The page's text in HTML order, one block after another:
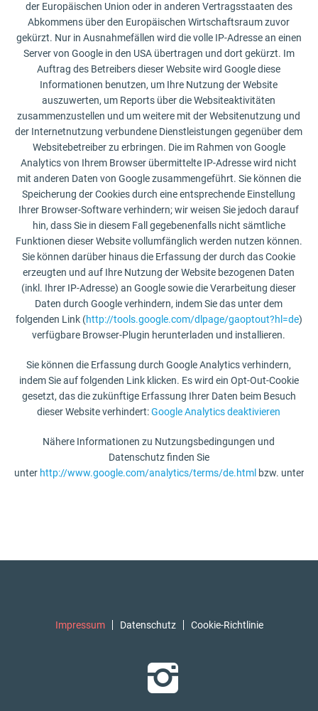
der Europäischen Union oder in anderen Vertragsstaaten des
Abkommens über den Europäischen Wirtschaftsraum zuvor
gekürzt. Nur in Ausnahmefällen wird die volle IP-Adresse an einen
Server von Google in den USA übertragen und dort gekürzt. Im
Auftrag des Betreibers dieser Website wird Google diese
Informationen benutzen, um Ihre Nutzung der Website
auszuwerten, um Reports über die Websiteaktivitäten
zusammenzustellen und um weitere mit der Websitenutzung und
der Internetnutzung verbundene Dienstleistungen gegenüber dem
Websitebetreiber zu erbringen. Die im Rahmen von Google
Analytics von Ihrem Browser übermittelte IP-Adresse wird nicht
mit anderen Daten von Google zusammengeführt. Sie können die
Speicherung der Cookies durch eine entsprechende Einstellung
Ihrer Browser-Software verhindern; wir weisen Sie jedoch darauf
hin, dass Sie in diesem Fall gegebenenfalls nicht sämtliche
Funktionen dieser Website vollumfänglich werden nutzen können.
Sie können darüber hinaus die Erfassung der durch das Cookie
erzeugten und auf Ihre Nutzung der Website bezogenen Daten
(inkl. Ihrer IP-Adresse) an Google sowie die Verarbeitung dieser
Daten durch Google verhindern, indem Sie das unter dem
folgenden Link (http://tools.google.com/dlpage/gaoptout?hl=de)
verfügbare Browser-Plugin herunterladen und installieren.
Sie können die Erfassung durch Google Analytics verhindern,
indem Sie auf folgenden Link klicken. Es wird ein Opt-Out-Cookie
gesetzt, das die zukünftige Erfassung Ihrer Daten beim Besuch
dieser Website verhindert:Google Analytics deaktivieren
Nähere Informationen zu Nutzungsbedingungen und
Datenschutz finden Sie
unter http://www.google.com/analytics/terms/de.html bzw. unter
Impressum Datenschutz Cookie-Richtlinie